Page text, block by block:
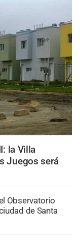
la Villa
Juegos será
Observatorio
de Santa